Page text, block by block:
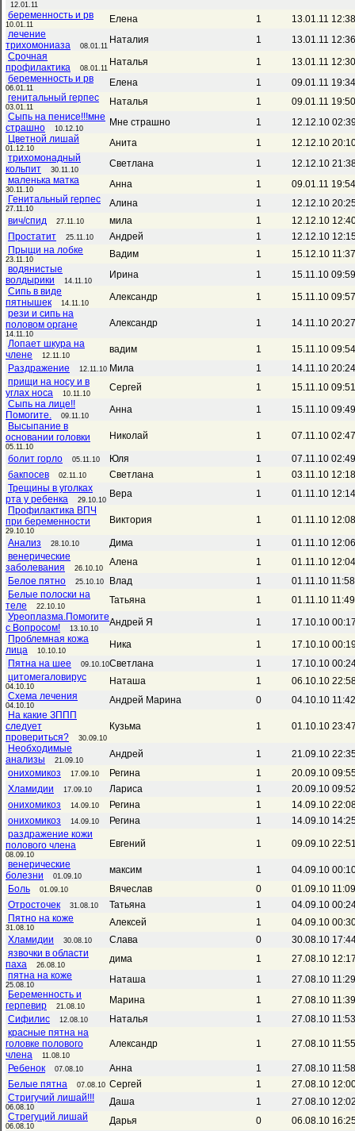
12.01.11
беременность и рв
10.01.11 Елена 1
13.01.11
лечение
трихомониаза
08.01.11
Наталия 1
13.01.11
Срочная
профилактика
08.01.11
Наталья 1
13.01.11
беременность и рв
06.01.11 Елена 1
09.01.11
генитальный герпес
03.01.11 Наталья 1
09.01.11
Сыпь на пенисе!!!мне
страшно
10.12.10
Мне страшно 1
12.12.10
Цветной лишай
01.12.10 Анита 1
12.12.10
трихомонадный
кольпит
30.11.10
Светлана 1
12.12.10
маленька матка
30.11.10 Анна 1
09.01.11
Генитальный герпес
27.11.10 Алина 1
12.12.10
вич/спид
27.11.10 мила 1
12.12.10
Простатит
25.11.10 Андрей 1
12.12.10
Прыщи на лобке
23.11.10 Вадим 1
15.12.10
водянистые
волдырики
14.11.10
Ирина 1
15.11.10
Сипь в виде
пятнышек
14.11.10
Александр 1
15.11.10
рези и сипь на
половом органе
14.11.10
Александр 1
14.11.10
Лопает шкура на
члене
12.11.10
вадим 1
15.11.10
Раздражение
12.11.10 Мила 1
14.11.10
прищи на носу и в
углах носа
10.11.10
Сергей 1
15.11.10
Сыпь на лице!!
Помогите.
09.11.10
Анна 1
15.11.10
Высыпание в
основании головки
05.11.10
Николай 1 07.11.10
болит горло 05.11.10 Юля 1
07.11.10
бакпосев
02.11.10 Светлана 1
03.11.10
Трещины в уголках
рта у ребенка
29.10.10
Вера 1
01.11.10
Профилактика ВПЧ
при беременности
29.10.10
Виктория 1 01.11.10
Анализ 28.10.10 Дима 1
01.11.10
венерические
заболевания
26.10.10
Алена 1
01.11.10
Белое пятно
25.10.10 Влад 1
01.11.10
Белые полоски на
теле
22.10.10
Татьяна 1
01.11.10
Уреоплазма.Помогите
с Вопросом!
13.10.10
Андрей Я 1
17.10.10
Проблемная кожа
лица
10.10.10
Ника 1
17.10.10
Пятна на шее
09.10.10Светлана 1
17.10.10
цитомегаловирус
04.10.10 Наташа 1
06.10.10
Схема лечения
04.10.10 Андрей Марина 0
04.10.10
На какие ЗППП
следует
провериться?
30.09.10
Кузьма 1
01.10.10
Необходимые
анализы
21.09.10
Андрей 1
21.09.10
онихомикоз
17.09.10 Регина 1
20.09.10
Хламидии
17.09.10 Лариса 1
20.09.10
онихомикоз
14.09.10 Регина 1
14.09.10
онихомикоз
14.09.10 Регина 1
14.09.10
раздражение кожи
полового члена
08.09.10
Евгений 1
09.09.10
венерические
болезни
01.09.10
максим 1
04.09.10
Боль
01.09.10 Вячеслав 0
01.09.10
Отросточек
31.08.10 Татьяна 1
04.09.10
Пятно на коже
31.08.10 Алексей 1
04.09.10
Хламидии
30.08.10 Слава 0
30.08.10
язвочки в области
паха
26.08.10
дима 1
27.08.10
пятна на коже
25.08.10 Наташа 1
27.08.10
Беременность и
герпевир
21.08.10
Марина 1
27.08.10
Сифилис
12.08.10 Наталья 1
27.08.10
красные пятна на
головке полового
члена
11.08.10
Александр 1 27.08.10
Ребенок 07.08.10 Анна 1
27.08.10
Белые пятна
07.08.10 Сергей 1
27.08.10
Стригучий лишай!!!
06.08.10 Даша 1
27.08.10
Стрегуций лишай
06.08.10 Дарья 0
06.08.10